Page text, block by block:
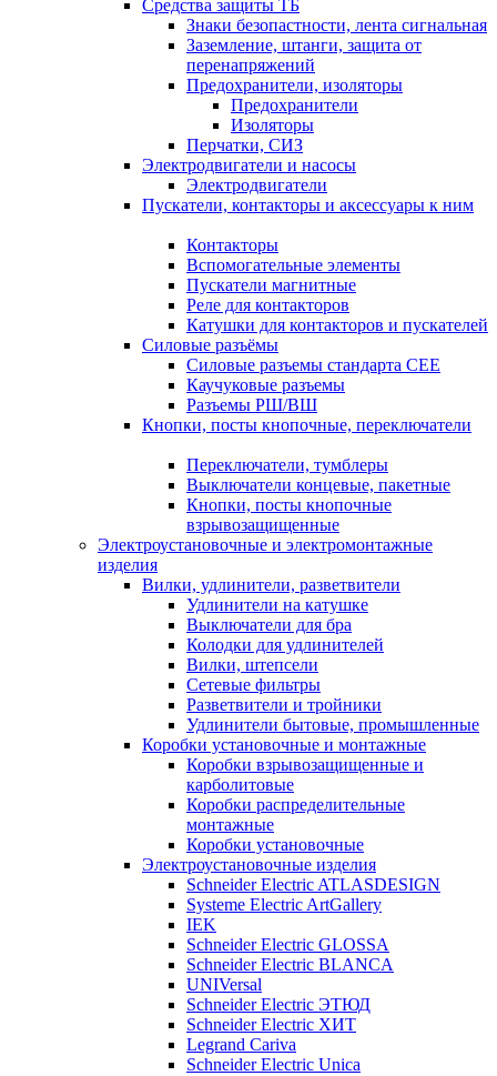
Средства защиты ТБ
Знаки безопастности, лента сигнальная
Заземление, штанги, защита от
перенапряжений
Предохранители, изоляторы
Предохранители
Изоляторы
Перчатки, СИЗ
Электродвигатели и насосы
Электродвигатели
Пускатели, контакторы и аксессуары к ним
Контакторы
Вспомогательные элементы
Пускатели магнитные
Реле для контакторов
Катушки для контакторов и пускателей
Силовые разъёмы
Силовые разъемы стандарта СЕЕ
Каучуковые разъемы
Разъемы РШ/ВШ
Кнопки, посты кнопочные, переключатели
Переключатели, тумблеры
Выключатели концевые, пакетные
Кнопки, посты кнопочные
взрывозащищенные
Электроустановочные и электромонтажные
изделия
Вилки, удлинители, разветвители
Удлинители на катушке
Выключатели для бра
Колодки для удлинителей
Вилки, штепсели
Сетевые фильтры
Разветвители и тройники
Удлинители бытовые, промышленные
Коробки установочные и монтажные
Коробки взрывозащищенные и
карболитовые
Коробки распределительные
монтажные
Коробки установочные
Электроустановочные изделия
Schneider Electric ATLASDESIGN
Systeme Electric ArtGallery
IEK
Schneider Electric GLOSSA
Schneider Electric BLANCA
UNIVersal
Schneider Electric ЭТЮД
Schneider Electric ХИТ
Legrand Cariva
Schneider Electric Unica